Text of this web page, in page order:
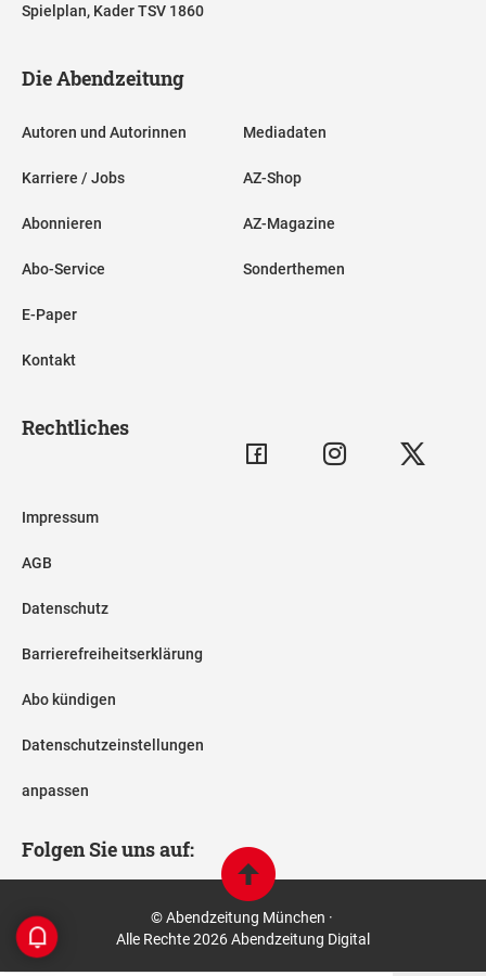
Spielplan, Kader TSV 1860
Die Abendzeitung
Autoren und Autorinnen
Karriere / Jobs
Abonnieren
Abo-Service
E-Paper
Kontakt
Mediadaten
AZ-Shop
AZ-Magazine
Sonderthemen
Rechtliches
Impressum
AGB
Datenschutz
Barrierefreiheitserklärung
Abo kündigen
Datenschutzeinstellungen
anpassen
Folgen Sie uns auf:
© Abendzeitung München ·
Alle Rechte 2026 Abendzeitung Digital